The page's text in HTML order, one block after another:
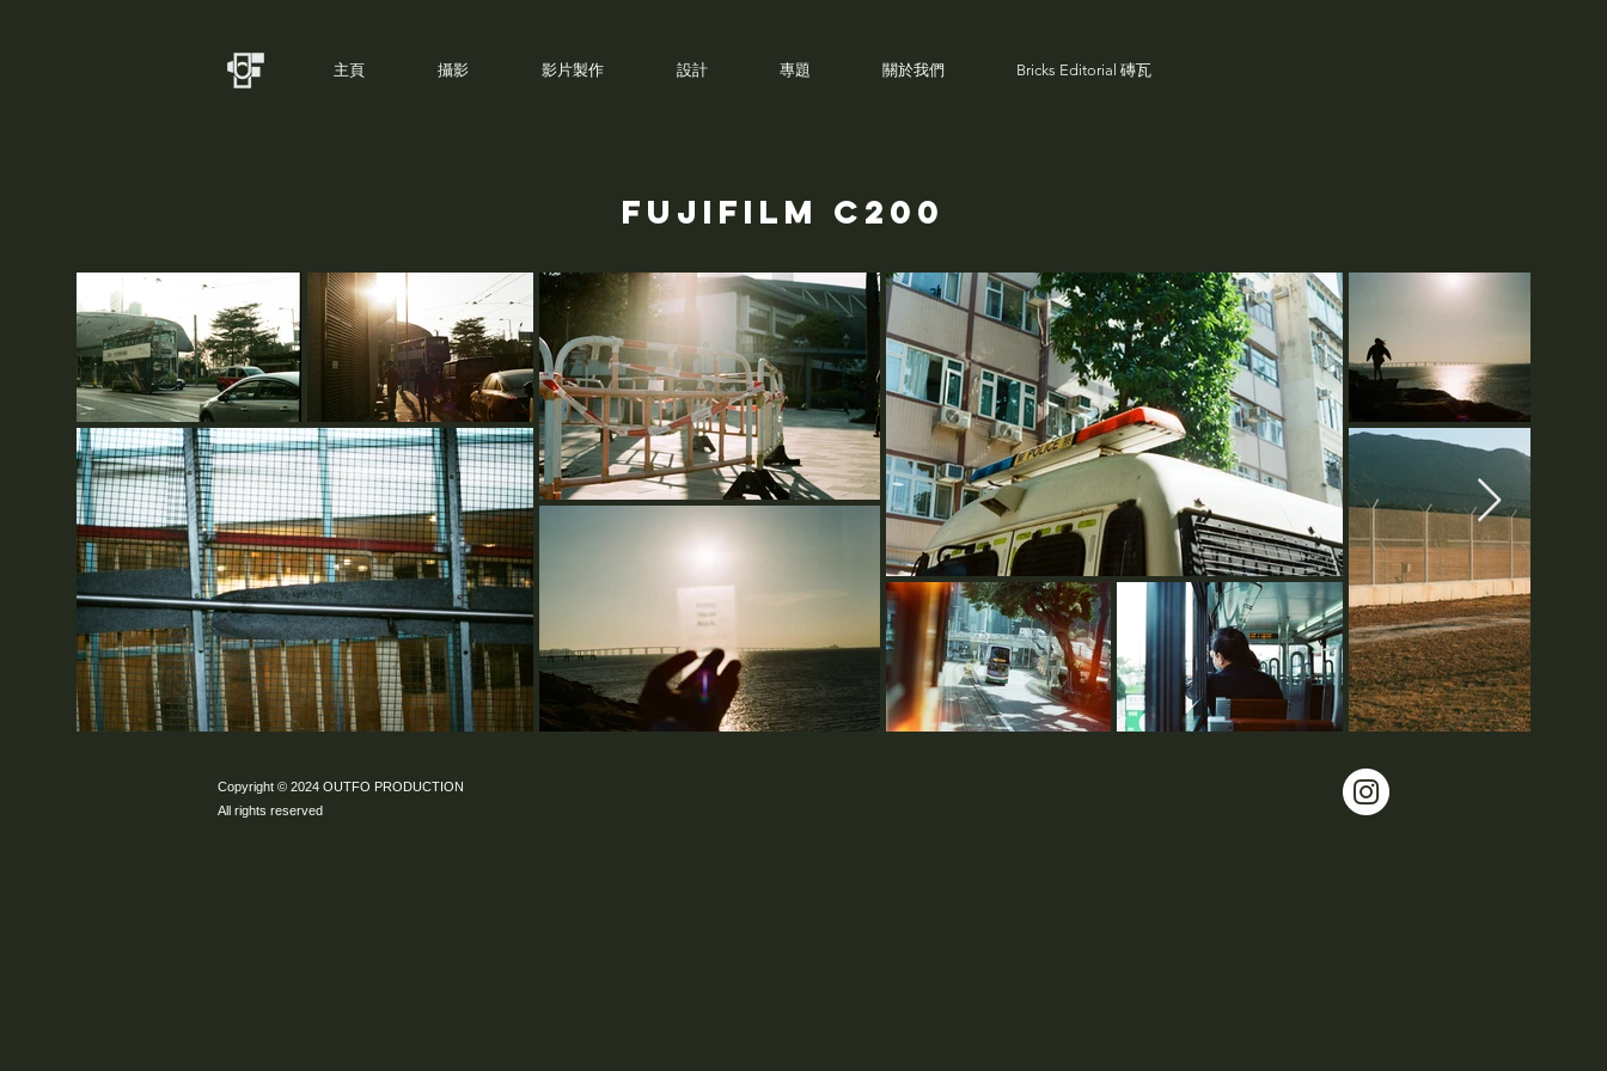
主頁 攝影 影片製作 設計 專題 關於我們 Bricks Editorial 磚瓦
FUJIFILM C200
Copyright © 2024 OUTFO PRODUCTION
All rights reserved